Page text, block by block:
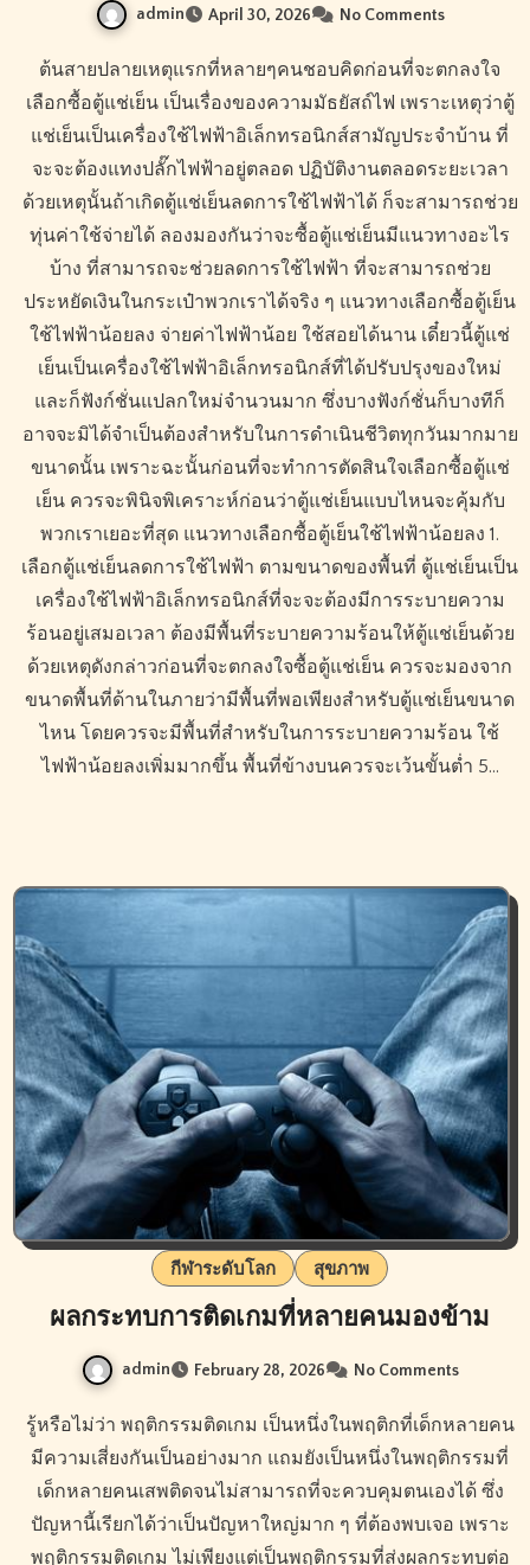
admin April 30, 2026 No Comments
ต้นสายปลายเหตุแรกที่หลายๆคนชอบคิดก่อนที่จะตกลงใจ
เลือกซื้อตู้แช่เย็น เป็นเรื่องของความมัธยัสถ์ไฟ เพราะเหตุว่าตู้
แช่เย็นเป็นเครื่องใช้ไฟฟ้าอิเล็กทรอนิกส์สามัญประจำบ้าน ที่
จะจะต้องแทงปลั๊กไฟฟ้าอยู่ตลอด ปฏิบัติงานตลอดระยะเวลา
ด้วยเหตุนั้นถ้าเกิดตู้แช่เย็นลดการใช้ไฟฟ้าได้ ก็จะสามารถช่วย
ทุ่นค่าใช้จ่ายได้ ลองมองกันว่าจะซื้อตู้แช่เย็นมีแนวทางอะไร
บ้าง ที่สามารถจะช่วยลดการใช้ไฟฟ้า ที่จะสามารถช่วย
ประหยัดเงินในกระเป๋าพวกเราได้จริง ๆ แนวทางเลือกซื้อตู้เย็น
ใช้ไฟฟ้าน้อยลง จ่ายค่าไฟฟ้าน้อย ใช้สอยได้นาน เดี๋ยวนี้ตู้แช่
เย็นเป็นเครื่องใช้ไฟฟ้าอิเล็กทรอนิกส์ที่ได้ปรับปรุงของใหม่
และก็ฟังก์ชั่นแปลกใหม่จำนวนมาก ซึ่งบางฟังก์ชั่นก็บางทีก็
อาจจะมิได้จำเป็นต้องสำหรับในการดำเนินชีวิตทุกวันมากมาย
ขนาดนั้น เพราะฉะนั้นก่อนที่จะทำการตัดสินใจเลือกซื้อตู้แช่
เย็น ควรจะพินิจพิเคราะห์ก่อนว่าตู้แช่เย็นแบบไหนจะคุ้มกับ
พวกเราเยอะที่สุด แนวทางเลือกซื้อตู้เย็นใช้ไฟฟ้าน้อยลง 1.
เลือกตู้แช่เย็นลดการใช้ไฟฟ้า ตามขนาดของพื้นที่ ตู้แช่เย็นเป็น
เครื่องใช้ไฟฟ้าอิเล็กทรอนิกส์ที่จะจะต้องมีการระบายความ
ร้อนอยู่เสมอเวลา ต้องมีพื้นที่ระบายความร้อนให้ตู้แช่เย็นด้วย
ด้วยเหตุดังกล่าวก่อนที่จะตกลงใจซื้อตู้แช่เย็น ควรจะมองจาก
ขนาดพื้นที่ด้านในภายว่ามีพื้นที่พอเพียงสำหรับตู้แช่เย็นขนาด
ไหน โดยควรจะมีพื้นที่สำหรับในการระบายความร้อน ใช้
ไฟฟ้าน้อยลงเพิ่มมากขึ้น พื้นที่ข้างบนควรจะเว้นขั้นต่ำ 5…
กีฬาระดับโลก สุขภาพ
ผลกระทบการติดเกมที่หลายคนมองข้าม
admin February 28, 2026 No Comments
รู้หรือไม่ว่า พฤติกรรมติดเกม เป็นหนึ่งในพฤติกที่เด็กหลายคน
มีความเสี่ยงกันเป็นอย่างมาก แถมยังเป็นหนึ่งในพฤติกรรมที่
เด็กหลายคนเสพติดจนไม่สามารถที่จะควบคุมตนเองได้ ซึ่ง
ปัญหานี้เรียกได้ว่าเป็นปัญหาใหญ่มาก ๆ ที่ต้องพบเจอ เพราะ
พฤติกรรมติดเกม ไม่เพียงแต่เป็นพฤติกรรมที่ส่งผลกระทบต่อ